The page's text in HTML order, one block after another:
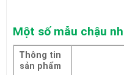
Một số mẫu chậu
Thông tin
sản phẩm